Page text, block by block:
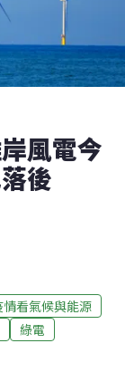
風電今
後
情看氣候與能源
綠電